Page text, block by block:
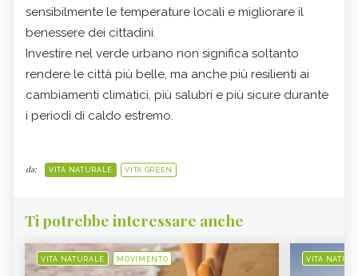
sensibilmente le temperature locali e migliorare il
benessere dei cittadini.
Investire nel verde urbano non significa soltanto
rendere le città più belle, ma anche più resilienti ai
cambiamenti climatici, più salubri e più sicure durante
i periodi di caldo estremo.
da: VITA NATURALE VITA GREEN
Ti potrebbe interessare anche
VITA NATURALE MOVIMENTO VITA